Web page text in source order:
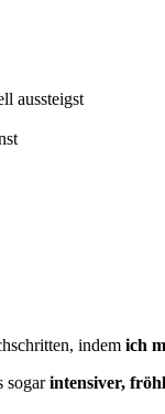
aussteigst
indem ich
sogarintensiver,